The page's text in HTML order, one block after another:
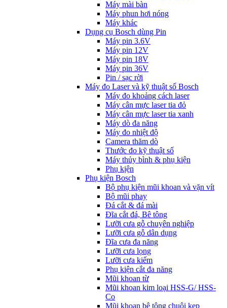
Máy mài bàn
Máy phun hơi nóng
Máy khác
Dụng cụ Bosch dùng Pin
Máy pin 3.6V
Máy pin 12V
Máy pin 18V
Máy pin 36V
Pin / sạc rời
Máy đo Laser và kỹ thuật số Bosch
Máy đo khoảng cách laser
Máy cân mực laser tia đỏ
Máy cân mực laser tia xanh
Máy dò đa năng
Máy đo nhiệt độ
Camera thăm dò
Thước đo kỹ thuật số
Máy thủy bình & phụ kiện
Phụ kịện
Phụ kiện Bosch
Bộ phụ kiện mũi khoan và vặn vít
Bộ mũi phay
Đá cắt & đá mài
Đĩa cắt đá, Bê tông
Lưỡi cưa gỗ chuyên nghiệp
Lưỡi cưa gỗ dân dụng
Đĩa cưa đa năng
Lưỡi cưa lọng
Lưỡi cưa kiếm
Phụ kiện cắt đa năng
Mũi khoan từ
Mũi khoan kim loại HSS-G/ HSS-
Co
Mũi khoan bê tông chuôi kẹp